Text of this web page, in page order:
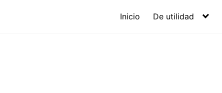
Inicio De utilidad